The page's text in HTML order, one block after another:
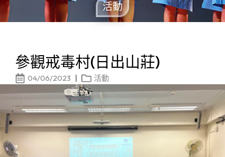
活動
參觀戒毒村(日出山莊)
04/06/2023 活動